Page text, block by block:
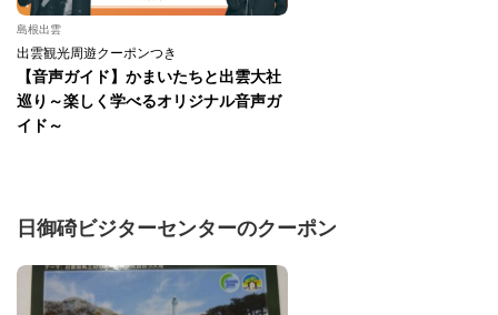
島根出雲
出雲観光周遊クーポンつき
【音声ガイド】かまいたちと出雲大社
巡り～楽しく学べるオリジナル音声ガ
イド～
日御碕ビジターセンターのクーポン